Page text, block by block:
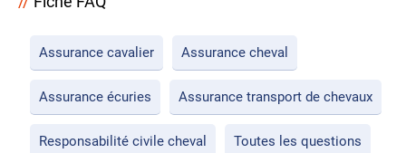
Assurance cavalier Assurance cheval
Assurance écuries Assurance transport de chevaux
Responsabilité civile cheval Toutes les questions